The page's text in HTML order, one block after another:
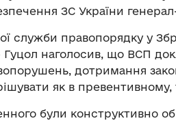
ЗС України
служби правопорядку у
наголосив, що ВСП
дотримання
як в превентивному,
були конструктивно